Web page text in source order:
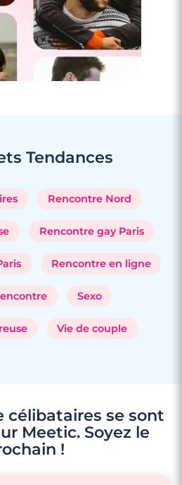
Tendances
Rencontre Nord
Rencontre gay Paris
Rencontre en ligne
Sexo
Vie de couple
célibataires se sont
Meetic. Soyez le
!